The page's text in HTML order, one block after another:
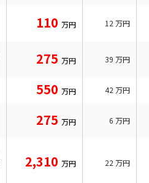
110 万円 12 万円
275 万円 39 万円
550 万円 42 万円
275 万円 6 万円
2,310 万円 22 万円